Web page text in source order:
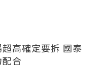
高確定要拆 國泰
合